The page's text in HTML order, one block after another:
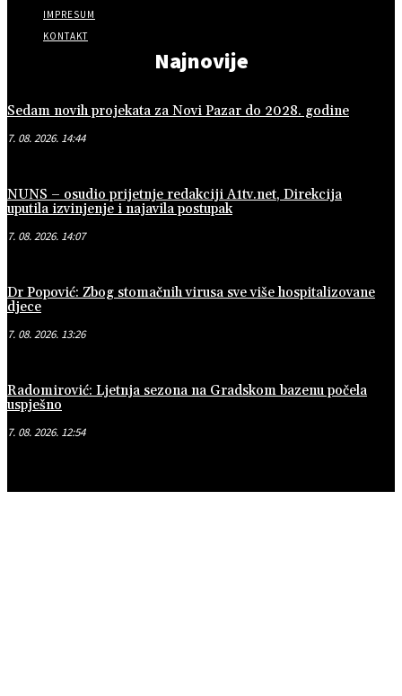
IMPRESUM
KONTAKT
Najnovije
Sedam novih projekata za Novi Pazar do 2028. godine
7. 08. 2026. 14:44
NUNS – osudio prijetnje redakciji A1tv.net, Direkcija
uputila izvinjenje i najavila postupak
7. 08. 2026. 14:07
Dr Popović: Zbog stomačnih virusa sve više hospitalizovane
djece
7. 08. 2026. 13:26
Radomirović: Ljetnja sezona na Gradskom bazenu počela
uspješno
7. 08. 2026. 12:54